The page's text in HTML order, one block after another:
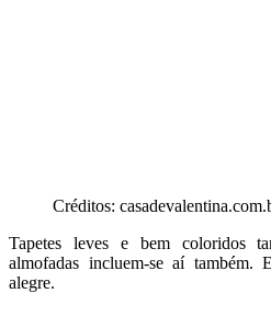
Créditos:
Tapetes leves e bem coloridos
almofadas incluem-se aí também.
alegre.